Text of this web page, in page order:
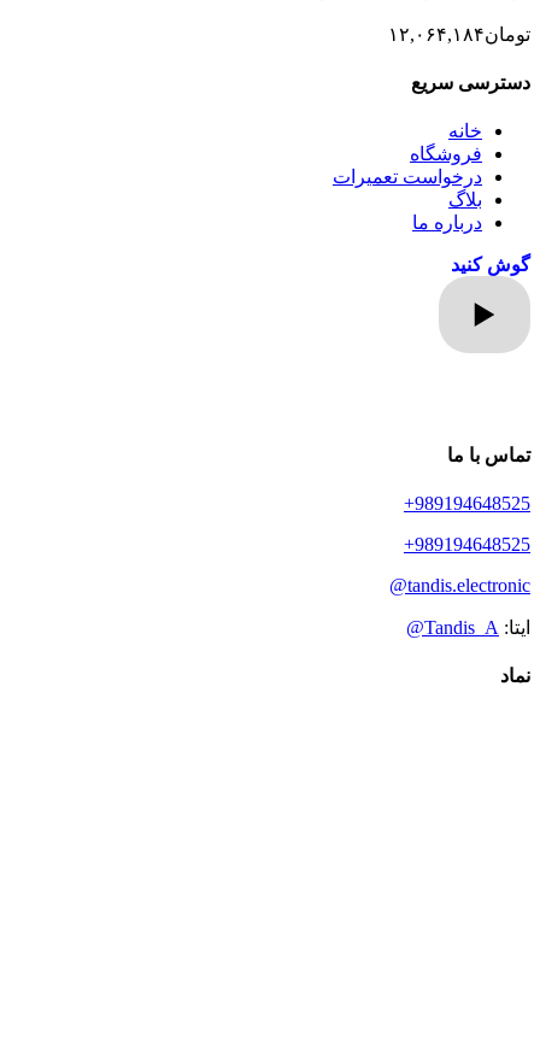
تومان۱۲,۰۶۴,۱۸۴
دسترسی سریع
خانه
فروشگاه
درخواست تعمیرات
بلاگ
درباره ما
گوش کنید
تماس با ما
989194648525+
989194648525+
tandis.electronic@
ایتا: Tandis_A@
نماد